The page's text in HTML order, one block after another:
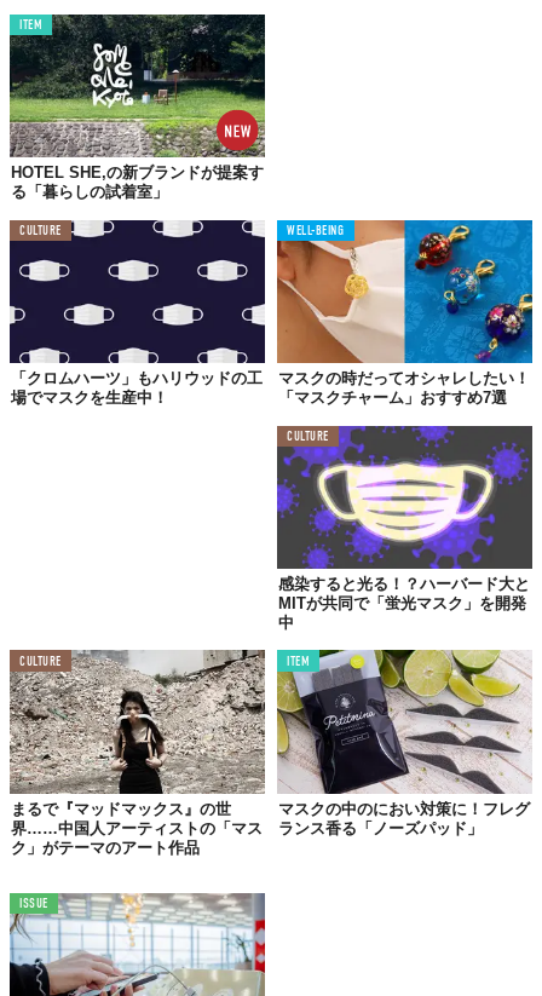
メイクのようにあなたを彩ってくれるはず。
素敵で、エネルギーを秘めた笑顔をもっと見たい方は、“Our
smile is our strength.（笑顔は強さ）”がテーマの
ク！
Brilliant print campaign from Colgate: "Smiles Always Find a
Way". ✨
Agency: VMLY&R Paris. pic.twitter.com/iOQqqr4Zkb
— Matthieu Etienne (@LLLLITL)
May 19, 2021
©LLLLITL/Twitter
Reference:Ads of the World,LA RÉCLAME
Top image: ©
progressman/Shutterstock.com
TABI LABO
この世界は、もっと広いはずだ。
ITEM
HOTEL SHE,の新ブランドが提案す
る「暮らしの試着室」
CULTURE
「クロムハーツ」もハリウッドの工
場でマスクを生産中！
WELL-BEING
マスクの時だってオシャレしたい！
「マスクチャーム」おすすめ7選
CULTURE
感染すると光る！？ハーバード大と
MITが共同で「蛍光マスク」を開発
中
CULTURE
まるで『マッドマックス』の世
界……中国人アーティストの「マス
ク」がテーマのアート作品
ITEM
マスクの中のにおい対策に！フレグ
ランス香る「ノーズパッド」
ISSUE